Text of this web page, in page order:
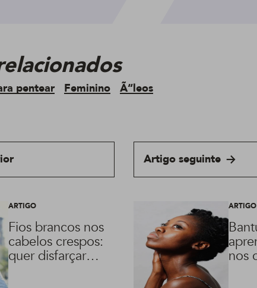
pentear Feminino Ã“leos
Artigo seguinte
ARTIGO
Fios brancos nos
cabelos crespos:
quer disfarçar?
ARTIGO
nos